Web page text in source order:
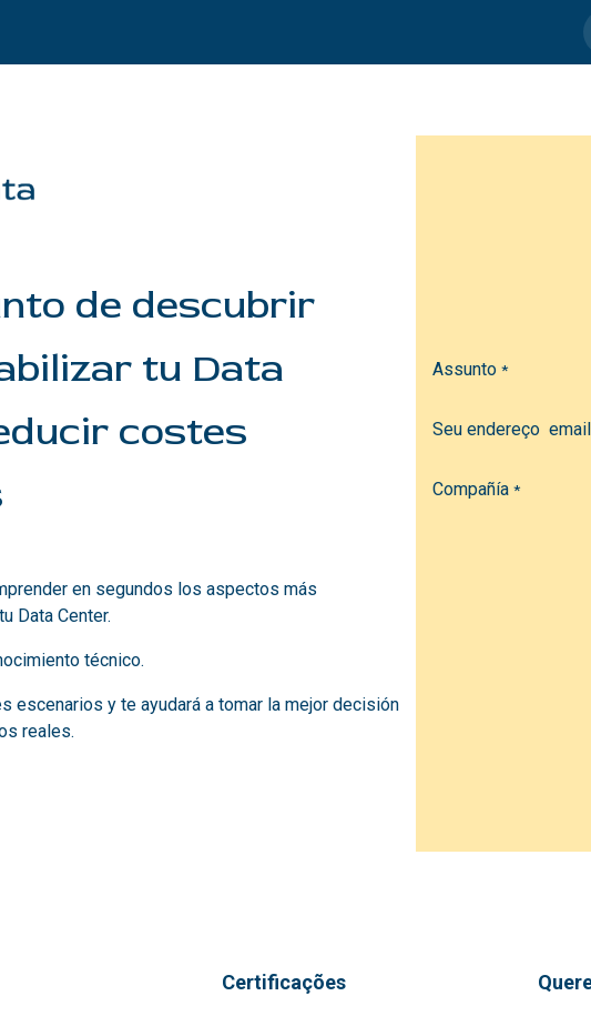
de descubrir
tu Data
costes
en segundos los aspectos más
Data Center.
técnico.
escenarios y te ayudará a tomar la mejor decisión
reales.
Assunto *
Seu endereço email
Compañía *
Certificações